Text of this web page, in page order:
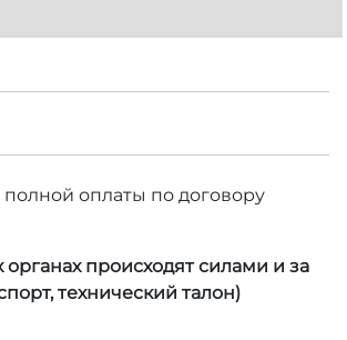
полной оплаты по договору
происходят силами и за
технический талон)